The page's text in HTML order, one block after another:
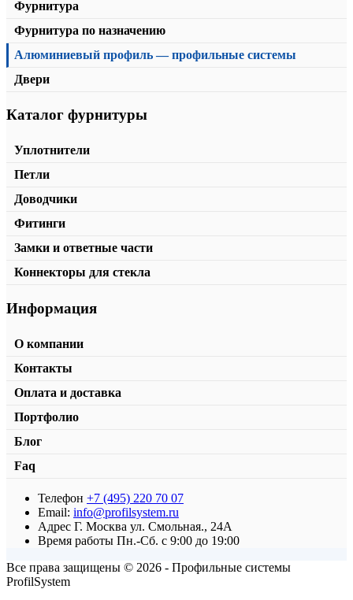
Наличник
от368,00₽/м2 В корзину
Планка клипсовая 40×5
326,00₽/м2 В корзину
Фурнитура
Фурнитура по назначению
Алюминиевый профиль — профильные системы
Двери
Каталог фурнитуры
Уплотнители
Петли
Доводчики
Фитинги
Замки и ответные части
Коннекторы для стекла
Информация
О компании
Контакты
Оплата и доставка
Портфолио
Блог
Faq
Телефон +7 (495) 220 70 07
Email: info@profilsystem.ru
Адрес Г. Москва ул. Смольная., 24А
Время работы Пн.-Сб. с 9:00 до 19:00
Все права защищены © 2026 - Профильные системы
ProfilSystem